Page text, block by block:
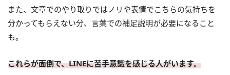
また、文章でのやり取りではノリや表情でこちらの気持ちを
分かってもらえない分、言葉での補足説明が必要になること
も。
これらが面倒で、LINEに苦手意識を感じる人がいます。